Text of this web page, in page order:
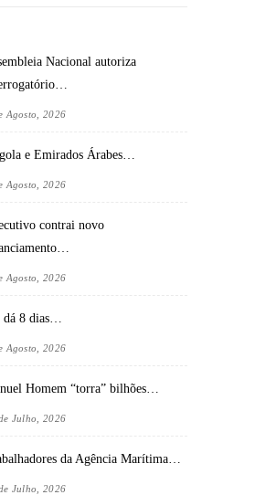
Nacional autoriza
Agosto, 2026
e Emirados Árabes…
Agosto, 2026
contrai novo
Agosto, 2026
8 dias…
Agosto, 2026
Homem “torra” bilhões…
Julho, 2026
da Agência Marítima…
Julho, 2026